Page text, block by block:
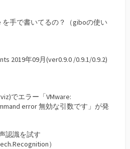
を手で書いてるの？（giboの使い
2019年09月(ver0.9.0 /0.9.1/0.9.2)
でエラー「VMware:
error 無効な引数です」が発
認識を試す
）